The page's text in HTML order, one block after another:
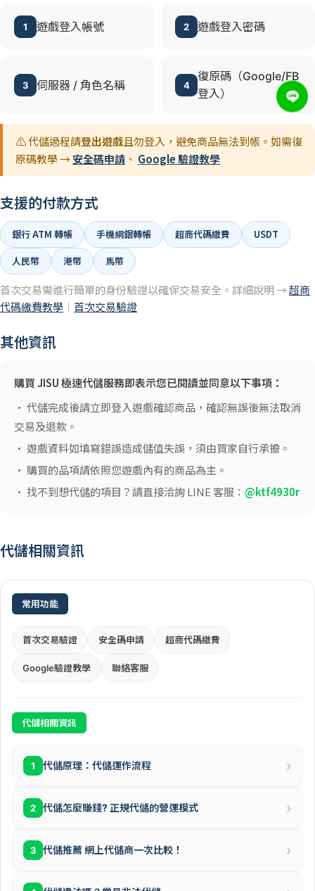
1 遊戲登入帳號 2 遊戲登入密碼
3 伺服器 / 角色名稱 4
復原碼（Google/FB
登入）
⚠️ 代儲過程請登出遊戲且勿登入，避免商品無法到帳。如需復
原碼教學 →安全碼申請 、 Google 驗證教學
支援的付款方式
銀行 ATM 轉帳 手機網銀轉帳 超商代碼繳費
USDT
人民幣
港幣 馬幣
首次交易需進行簡單的身份驗證以確保交易安全。詳細說明 →超商
代碼繳費教學 ｜ 首次交易驗證
其他資訊
購買 JISU 極速代儲服務即表示您已閱讀並同意以下事項：
• 代儲完成後請立即登入遊戲確認商品，確認無誤後無法取消
交易及退款。
• 遊戲資料如填寫錯誤造成儲值失誤，須由買家自行承擔。
• 購買的品項請依照您遊戲內有的商品為主。
• 找不到想代儲的項目？請直接洽詢 LINE 客服： @ktf4930r
代儲相關資訊
常用功能
首次交易驗證 安全碼申請 超商代碼繳費
Google驗證教學 聯絡客服
代儲相關資訊
1 代儲原理：代儲運作流程 ›
2 代儲怎麼賺錢? 正規代儲的營運模式 ›
3 代儲推薦 網上代儲商一次比較！ ›